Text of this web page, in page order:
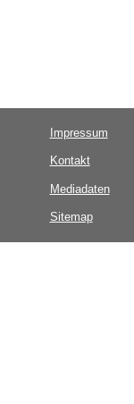
Impressum
Kontakt
Mediadaten
Sitemap